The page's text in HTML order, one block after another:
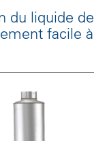
du liquide de
facile à